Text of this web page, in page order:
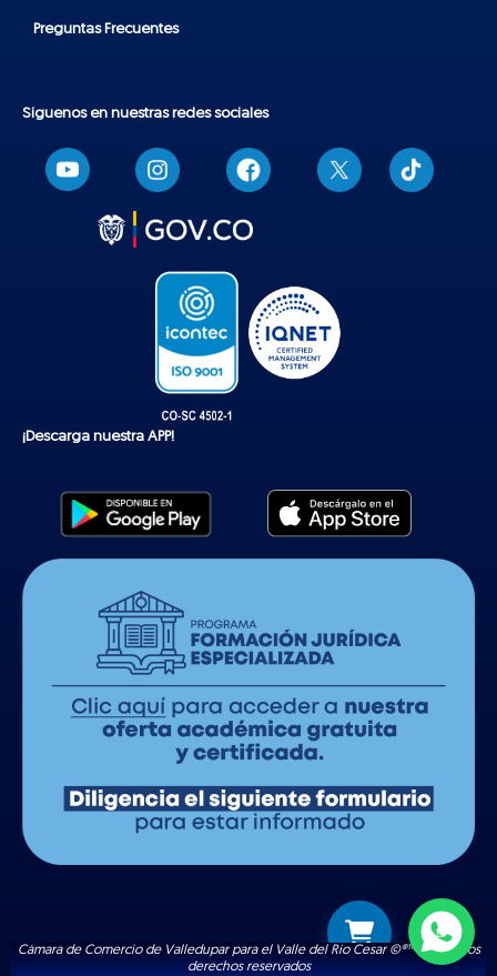
Preguntas Frecuentes
Síguenos en nuestras redes sociales
T
i
k
¡Descarga nuestra APP!
Cámara de Comercio de Valledupar para el Valle del Río Cesar ©®™ | Todos los
derechos reservados